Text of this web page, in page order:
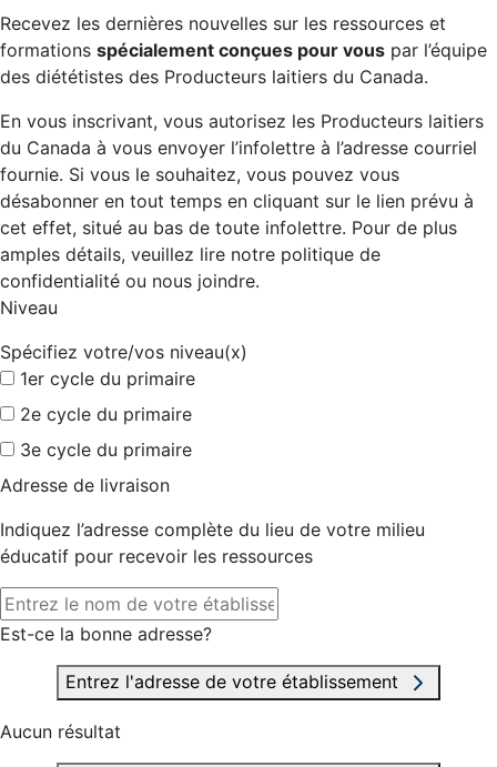
Recevez les dernières nouvelles sur les ressources et
formations spécialement conçues pour vous par l’équipe
des diététistes des Producteurs laitiers du Canada.
En vous inscrivant, vous autorisez les Producteurs laitiers
du Canada à vous envoyer l’infolettre à l’adresse courriel
fournie. Si vous le souhaitez, vous pouvez vous
désabonner en tout temps en cliquant sur le lien prévu à
cet effet, situé au bas de toute infolettre. Pour de plus
amples détails, veuillez lire notre politique de
confidentialité ou nous joindre.
Niveau
Spécifiez votre/vos niveau(x)
1er cycle du primaire
2e cycle du primaire
3e cycle du primaire
Adresse de livraison
Indiquez l’adresse complète du lieu de votre milieu
éducatif pour recevoir les ressources
Est-ce la bonne adresse?
Entrez l'adresse de votre établissement
Aucun résultat